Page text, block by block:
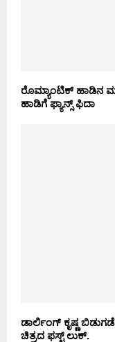
ರೊಮ್ಯಾಂಟಿಕ್ ಹಾಡಿನ
ಹಾಡಿಗೆ ಫ್ಯಾನ್ಸ್ ಫಿದಾ
ಡಾರ್ಲಿಂಗ್ ಕೃಷ್ಣ
ಚಿತ್ರದ ಫಸ್ಟ್ ಲುಕ್.